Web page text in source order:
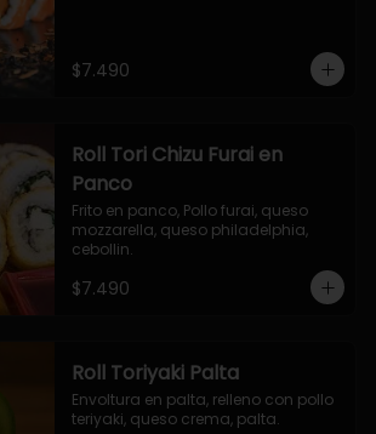
$7.490
Roll Tori Chizu Furai en
Panco
Frito en panco, Pollo furai, queso
mozzarella, queso philadelphia,
cebollin.
$7.490
Roll Toriyaki Palta
Envoltura en palta, relleno con pollo
teriyaki, queso crema, palta.